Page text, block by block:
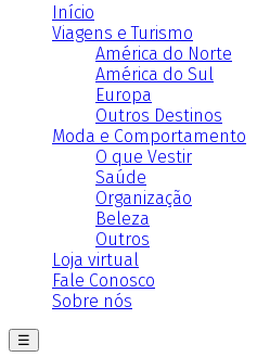
Início
Viagens e Turismo
América do Norte
América do Sul
Europa
Outros Destinos
Moda e Comportamento
O que Vestir
Saúde
Organização
Beleza
Outros
Loja virtual
Fale Conosco
Sobre nós
☰